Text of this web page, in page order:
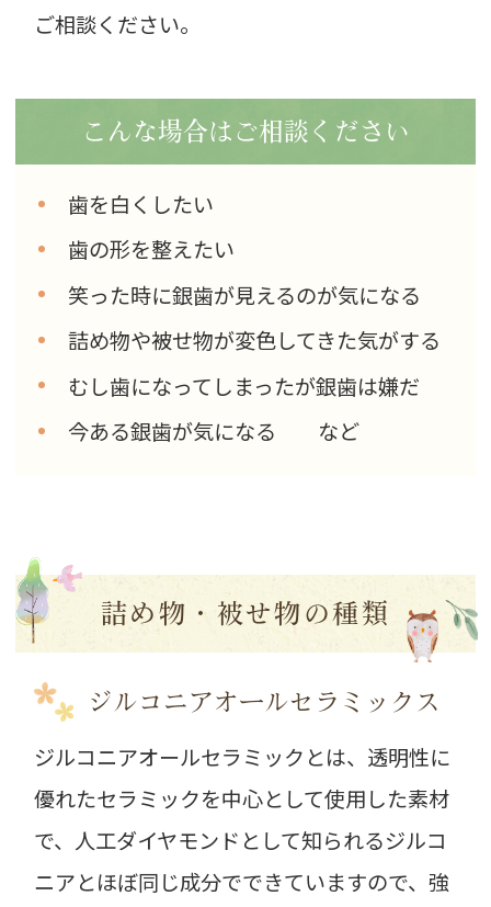
ご相談ください。
こんな場合はご相談ください
歯を白くしたい
歯の形を整えたい
笑った時に銀歯が見えるのが気になる
詰め物や被せ物が変色してきた気がする
むし歯になってしまったが銀歯は嫌だ
今ある銀歯が気になる など
詰め物・被せ物の種類
ジルコニアオールセラミックス
ジルコニアオールセラミックとは、透明性に
優れたセラミックを中心として使用した素材
で、人工ダイヤモンドとして知られるジルコ
ニアとほぼ同じ成分でできていますので、強